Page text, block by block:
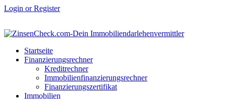
Login or Register
Startseite
Finanzierungsrechner
Kreditrechner
Immobilienfinanzierungsrechner
Finanzierungszertifikat
Immobilien